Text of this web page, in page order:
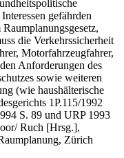
gefährden
die Verkehrssicherheit
Motorfahrzeugfahrer,
Anforderungen des
sowie weiteren
(wie haushälterische
1P.115/1992
S. 89 und URP 1993
Ruch [Hrsg.],
Zürich